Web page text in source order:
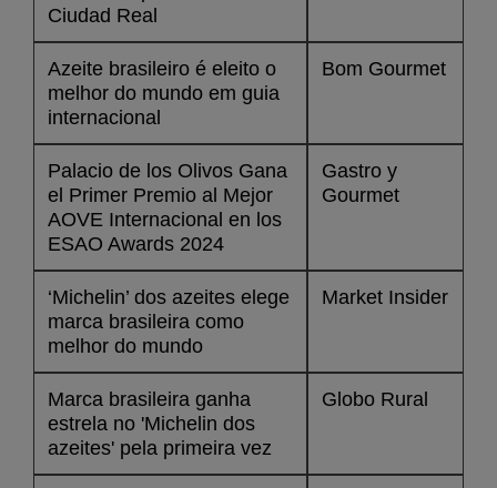
Ciudad Real
Azeite brasileiro é eleito o
melhor do mundo em guia
internacional
Bom Gourmet
Palacio de los Olivos Gana
el Primer Premio al Mejor
AOVE Internacional en los
ESAO Awards 2024
Gastro y
Gourmet
‘Michelin’ dos azeites elege
marca brasileira como
melhor do mundo
Market Insider
Marca brasileira ganha
estrela no 'Michelin dos
azeites' pela primeira vez
Globo Rural